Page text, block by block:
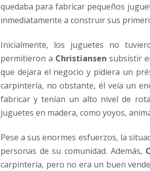
quedaba para fabricar pequeños
inmediatamente a construir sus
Inicialmente, los juguetes no
permitieron a Christiansen subsistir
que dejara el negocio y pidiera un
carpintería, no obstante, él veía un
fabricar y tenían un alto nivel de
juguetes en madera, como yoyos,
Pese a sus enormes esfuerzos, la
personas de su comunidad. Además,
carpintería, pero no era un buen